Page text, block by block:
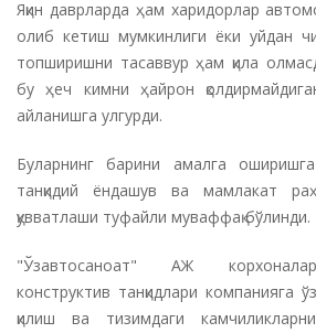
Яқин даврларда ҳам харидорлар
олиб кетиш мумкинлиги ёки уйдан
топширишни тасаввур ҳам қила
бу ҳеч кимни ҳайрон
айланишга улгурди.
Буларнинг барини амалга оширишга
танқидий ёндашув ва мамлакат
қувватлаши туфайли муваффақ бўлинди.
"Ўзавтосаноат" АЖ
конструктив танқидлари компанияга
қилиш ва тизимдаги